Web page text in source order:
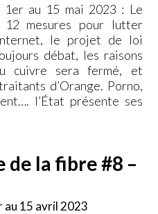
1er au 15 mai 2023 : Le
12 mesures pour lutter
le projet de loi
débat, les raisons
cuivre sera fermé, et
d’Orange. Porno,
l’État présente ses
de la fibre #8 –
au 15 avril 2023